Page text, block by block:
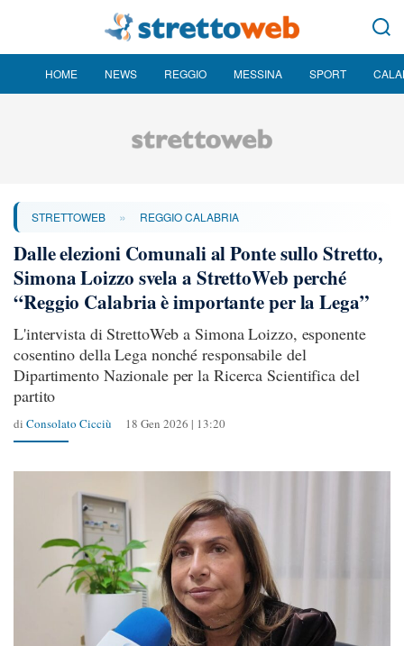
HOME NEWS REGGIO MESSINA SPORT
STRETTOWEB » REGGIO CALABRIA
Dalle elezioni Comunali al Ponte sullo Stretto,
Simona Loizzo svela a StrettoWeb perché
“Reggio Calabria è importante per la Lega”
L'intervista di StrettoWeb a Simona Loizzo, esponente
cosentino della Lega nonché responsabile del
Dipartimento Nazionale per la Ricerca Scientifica del
partito
di Consolato Cicciù 18 Gen 2026 | 13:20